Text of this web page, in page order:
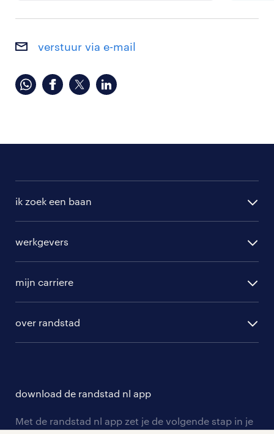
verstuur via e-mail
ik zoek een baan
randstad professional
randstad digital
werkgevers
hr-diensten
branches
tarieven
personeel gezocht
mijn carriere
solliciteren
over randstad
onze vestigingen
download de randstad nl app
Met de randstad nl app zet je de volgende stap in je